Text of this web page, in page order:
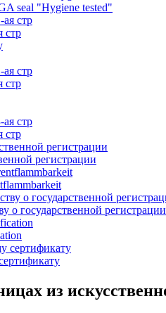
seal "Hygiene tested"
стр
стр
стр
регистрации
о государственной регистрации
из